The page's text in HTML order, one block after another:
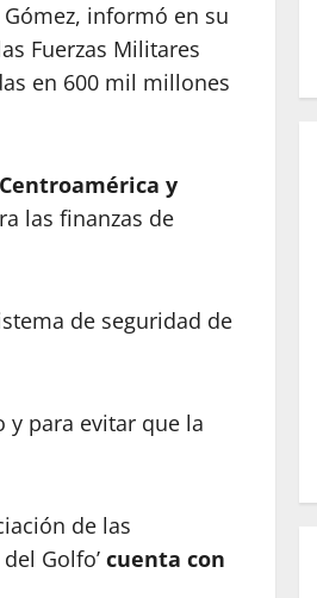
informó en su
Fuerzas Militares
en 600 mil millones
y
las finanzas de
de seguridad de
y para evitar que la
de las
Golfo’ cuenta con